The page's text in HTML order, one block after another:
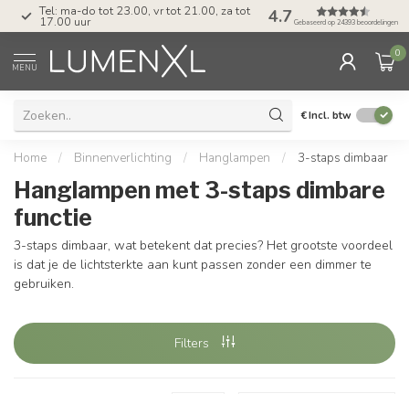
Tel: ma-do tot 23.00, vr tot 21.00, za tot
17.00 uur 4.7 Gebaseerd op 24393 beoordelingen
MENU
0
€Incl. btw
Home / Binnenverlichting / Hanglampen / 3-staps dimbaar
Hanglampen met 3-staps dimbare
functie
3-staps dimbaar, wat betekent dat precies? Het grootste voordeel
is dat je de lichtsterkte aan kunt passen zonder een dimmer te
gebruiken.
Filters